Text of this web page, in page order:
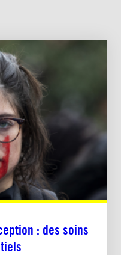
: des soins